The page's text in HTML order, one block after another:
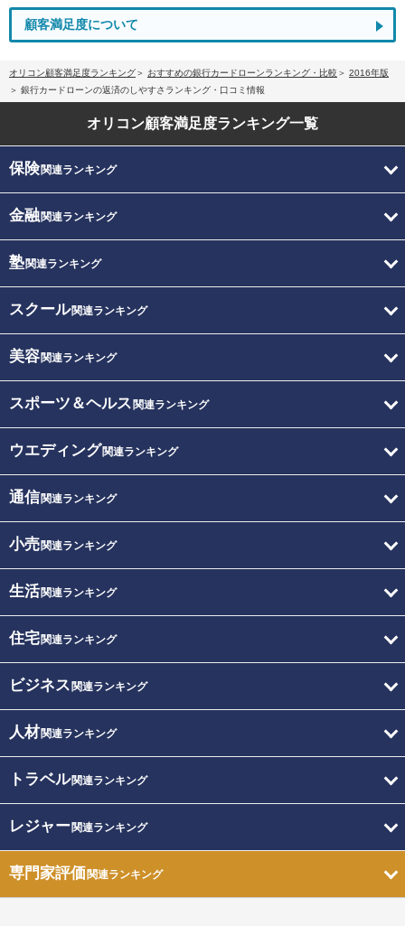
顧客満足度について
オリコン顧客満足度ランキング おすすめの銀行カードローンランキング・比較
2016年版
銀行カードローンの返済のしやすさランキング・口コミ情報
オリコン顧客満足度ランキング一覧
保険関連ランキング
金融関連ランキング
塾関連ランキング
スクール関連ランキング
美容関連ランキング
スポーツ＆ヘルス 関連ランキング
ウエディング関連ランキング
通信関連ランキング
小売関連ランキング
生活関連ランキング
住宅関連ランキング
ビジネス 関連ランキング
人材関連ランキング
トラベル関連ランキング
レジャー関連ランキング
専門家評価関連ランキング